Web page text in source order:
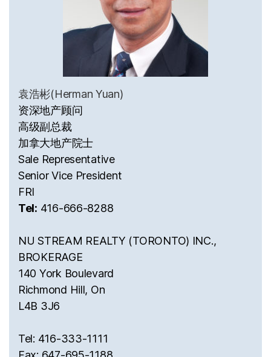
袁浩彬(Herman Yuan)
资深地产顾问
高级副总裁
加拿大地产院士
Sale Representative
Senior Vice President
FRI
Tel: 416-666-8288
NU STREAM REALTY (TORONTO) INC.,
BROKERAGE
140 York Boulevard
Richmond Hill, On
L4B 3J6
Tel: 416-333-1111